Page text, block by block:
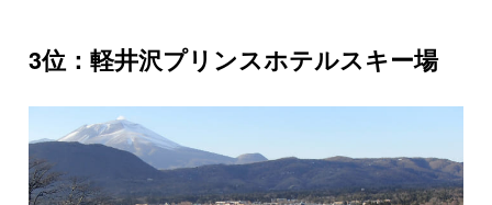
3位：軽井沢プリンスホテルスキー場